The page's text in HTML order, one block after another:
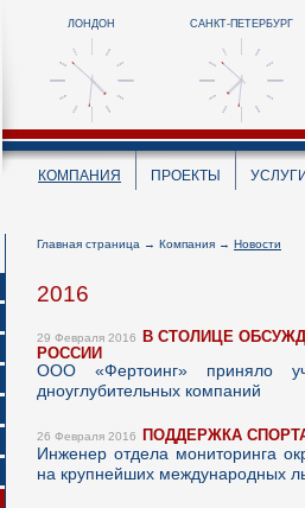
ЛОНДОН САНКТ-ПЕТЕРБУРГ
КОМПАНИЯ ПРОЕКТЫ
Главная страница → Компания → Новости
2016
29 Февраля 2016
В СТОЛИЦЕ
РОССИИ
ООО «Фертоинг» приняло
дноуглубительных компаний
26 Февраля 2016 ПОДДЕРЖКА
Инженер отдела мониторинга
на крупнейших международных